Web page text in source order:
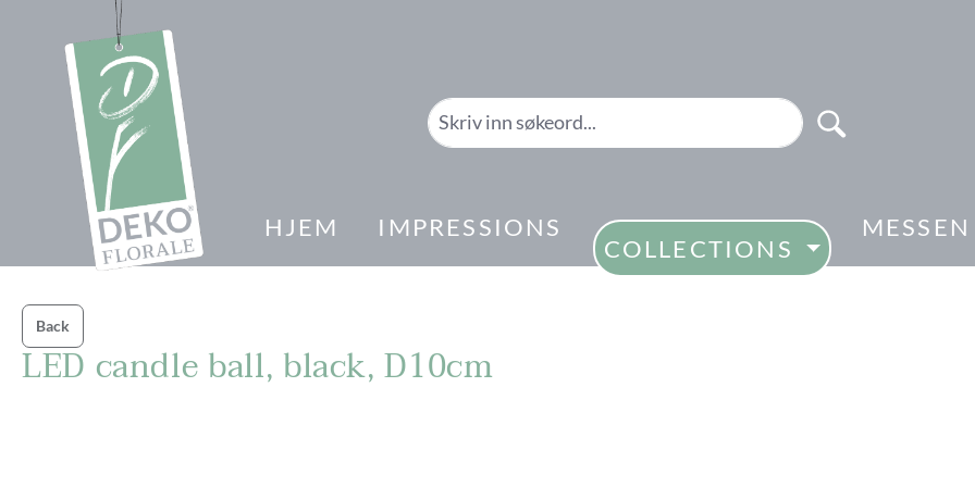
Gå til hovednavigasjon
HJEM IMPRESSIONS
COLLECTIONS
MESSEN
Back
LED candle ball, black, D10cm